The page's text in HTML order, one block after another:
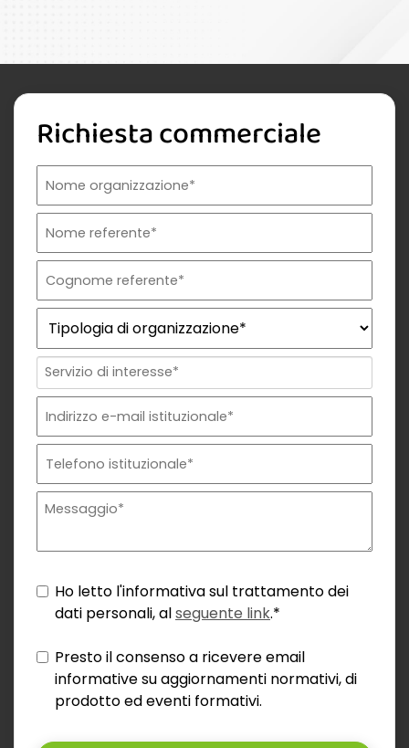
Richiesta commerciale
Nome organizzazione
Nome referente
Cognome referente
Tipologia di organizzazione
Prodotto di interesse
Indirizzo email istituzionale*
Telefono istituzionale
Messaggio
Ho letto l'informativa sul trattamento dei
dati personali, alseguente link.*
Presto il consenso a ricevere email
informative su aggiornamenti normativi, di
prodotto ed eventi formativi.